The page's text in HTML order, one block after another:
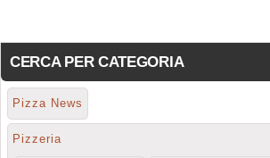
CERCA PER CATEGORIA
Pizza News
Pizzeria